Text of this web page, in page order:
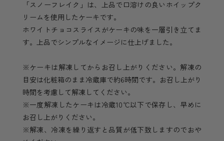
「スノーフレイク」は、上品で口溶けの良いホイップク
リームを使用したケーキです。
ホワイトチョコスライスがケーキの味を一層引き立てま
す。上品でシンプルなイメージに仕上げました。
※ケーキは解凍してからお召し上がりください。解凍の
目安は化粧箱のまま冷蔵庫で約6時間です。お召し上がり
時間を考慮して解凍してください。
※一度解凍したケーキは冷蔵10℃以下で保存し、早めに
お召し上がりください。
※解凍、冷凍を繰り返すと品質が低下致しますのでおや